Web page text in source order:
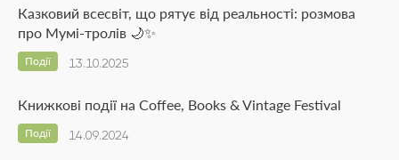
Казковий всесвіт, що рятує від реальності: розмова
про Мумі-тролів 🌙✨
13.10.2025
Події
Книжкові події на Coffee, Books & Vintage Festival
14.09.2024
Події